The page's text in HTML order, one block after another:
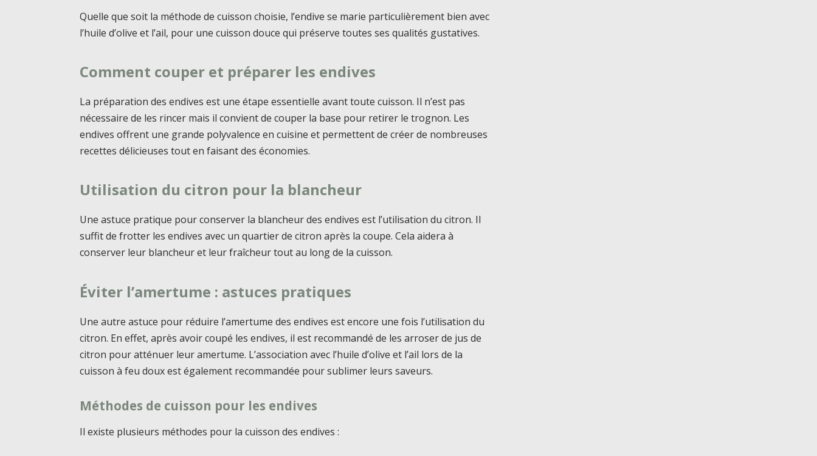
Quelle que soit la méthode de cuisson choisie, l’endive se marie particulièrement bien avec
l’huile d’olive et l’ail, pour une cuisson douce qui préserve toutes ses qualités gustatives.
Comment couper et préparer les endives
La préparation des endives est une étape essentielle avant toute cuisson. Il n’est pas
nécessaire de les rincer mais il convient de couper la base pour retirer le trognon. Les
endives offrent une grande polyvalence en cuisine et permettent de créer de nombreuses
recettes délicieuses tout en faisant des économies.
Utilisation du citron pour la blancheur
Une astuce pratique pour conserver la blancheur des endives est l’utilisation du citron. Il
suffit de frotter les endives avec un quartier de citron après la coupe. Cela aidera à
conserver leur blancheur et leur fraîcheur tout au long de la cuisson.
Éviter l’amertume : astuces pratiques
Une autre astuce pour réduire l’amertume des endives est encore une fois l’utilisation du
citron. En effet, après avoir coupé les endives, il est recommandé de les arroser de jus de
citron pour atténuer leur amertume. L’association avec l’huile d’olive et l’ail lors de la
cuisson à feu doux est également recommandée pour sublimer leurs saveurs.
Méthodes de cuisson pour les endives
Il existe plusieurs méthodes pour la cuisson des endives :